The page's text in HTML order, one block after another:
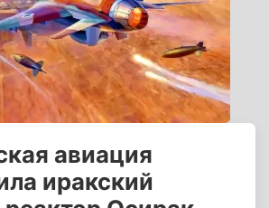
авиация
иракский